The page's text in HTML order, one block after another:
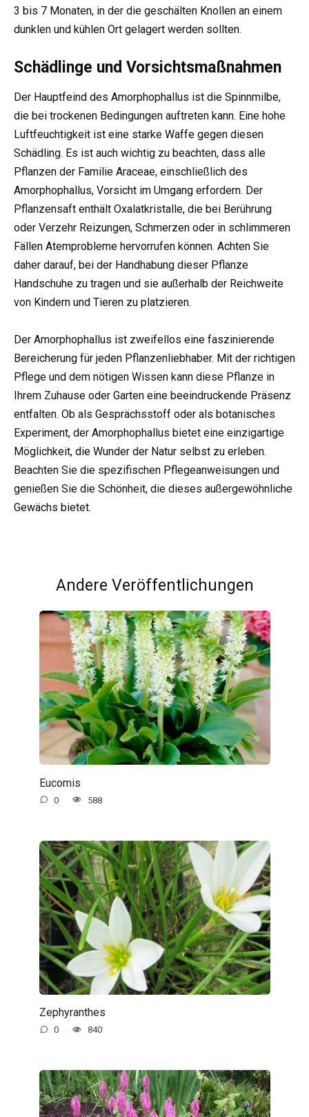
3 bis 7 Monaten, in der die geschälten Knollen an einem
dunklen und kühlen Ort gelagert werden sollten.
Schädlinge und Vorsichtsmaßnahmen
Der Hauptfeind des Amorphophallus ist die Spinnmilbe,
die bei trockenen Bedingungen auftreten kann. Eine hohe
Luftfeuchtigkeit ist eine starke Waffe gegen diesen
Schädling. Es ist auch wichtig zu beachten, dass alle
Pflanzen der Familie Araceae, einschließlich des
Amorphophallus, Vorsicht im Umgang erfordern. Der
Pflanzensaft enthält Oxalatkristalle, die bei Berührung
oder Verzehr Reizungen, Schmerzen oder in schlimmeren
Fällen Atemprobleme hervorrufen können. Achten Sie
daher darauf, bei der Handhabung dieser Pflanze
Handschuhe zu tragen und sie außerhalb der Reichweite
von Kindern und Tieren zu platzieren.
Der Amorphophallus ist zweifellos eine faszinierende
Bereicherung für jeden Pflanzenliebhaber. Mit der richtigen
Pflege und dem nötigen Wissen kann diese Pflanze in
Ihrem Zuhause oder Garten eine beeindruckende Präsenz
entfalten. Ob als Gesprächsstoff oder als botanisches
Experiment, der Amorphophallus bietet eine einzigartige
Möglichkeit, die Wunder der Natur selbst zu erleben.
Beachten Sie die spezifischen Pflegeanweisungen und
genießen Sie die Schönheit, die dieses außergewöhnliche
Gewächs bietet.
Andere Veröffentlichungen
Eucomis
0 588
Zephyranthes
0 840